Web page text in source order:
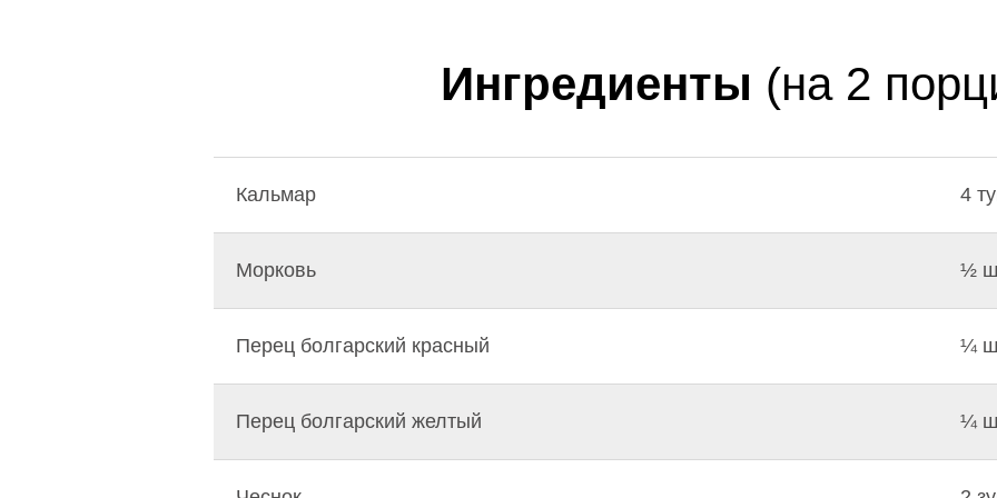
Ингредиенты (на 2
Кальмар 4
Морковь ½
Перец болгарский красный ¼
Перец болгарский желтый ¼